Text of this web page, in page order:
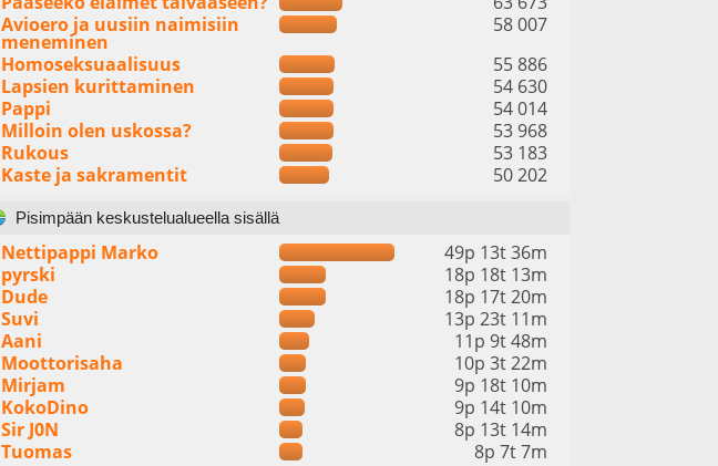
Avioero ja uusiin naimisiin
meneminen
58 007
Homoseksuaalisuus
55 886
Lapsien kurittaminen
54 630
Pappi
54 014
Milloin olen uskossa?
53 968
Rukous
53 183
Kaste ja sakramentit
50 202
Pisimpään keskustelualueella sisällä
Nettipappi Marko
49p 13t 36m
pyrski
18p 18t 13m
Dude
18p 17t 20m
Suvi
13p 23t 11m
Aani
11p 9t 48m
Moottorisaha
10p 3t 22m
Mirjam
9p 18t 10m
KokoDino
9p 14t 10m
Sir J0N
8p 13t 14m
Tuomas
8p 7t 7m